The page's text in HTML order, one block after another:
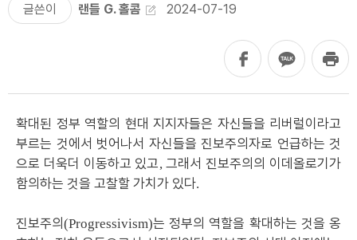
글쓴이 랜들 G. 홀콤 2024-07-19
확대된 정부 역할의 현대 지지자들은 자신들을 리버럴이라고
부르는 것에서 벗어나서 자신들을 진보주의자로 언급하는 것
으로 더욱더 이동하고 있고,그래서 진보주의의 이데올로기가
함의하는 것을 고찰할 가치가 있다.
진보주의 (Progressivism)는 정부의 역할을 확대하는 것을 옹